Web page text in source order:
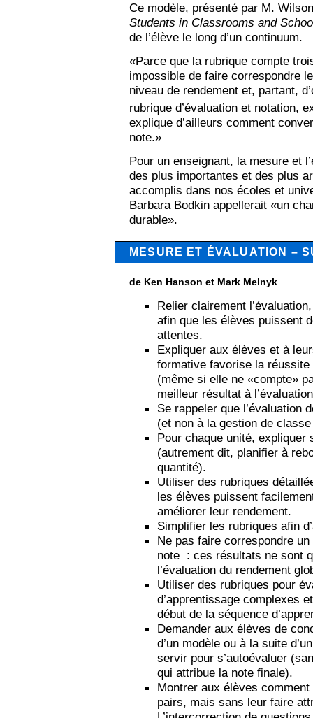
Ce modèle, présenté par M.
Students in Classrooms and
de l’élève le long d’un continuum.
«Parce que la rubrique compte
impossible de faire correspondre
niveau de rendement et, partant,
rubrique d’évaluation et notation,
explique d’ailleurs comment
note.»
Pour un enseignant, la mesure et
des plus importantes et des plus
accomplis dans nos écoles et
Barbara Bodkin appellerait «un
durable».
MESURE ET ÉVALUATION –
de Ken Hanson et Mark Melnyk
Relier clairement
afin que les élèves puissent
attentes.
Expliquer aux élèves et à
formative favorise la
(même si elle ne «compte»
meilleur résultat à
Se rappeler que l’évaluation
(et non à la gestion de
Pour chaque unité, expliquer
(autrement dit, planifier à
quantité).
Utiliser des rubriques
les élèves puissent
améliorer leur rendement.
Simplifier les rubriques afin
Ne pas faire correspondre
note : ces résultats ne sont
l’évaluation du rendement
Utiliser des rubriques pour
d’apprentissage complexes
début de la séquence
Demander aux élèves de
d’un modèle ou à la suite
servir pour s’autoévaluer
qui attribue la note finale).
Montrer aux élèves
pairs, mais sans leur faire